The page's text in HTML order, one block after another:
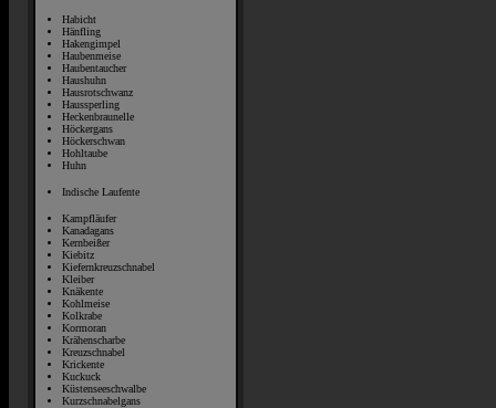
Habicht
Hänfling
Hakengimpel
Haubenmeise
Haubentaucher
Haushuhn
Hausrotschwanz
Haussperling
Heckenbraunelle
Höckergans
Höckerschwan
Hohltaube
Huhn
Indische Laufente
Kampfläufer
Kanadagans
Kernbeißer
Kiebitz
Kiefernkreuzschnabel
Kleiber
Knäkente
Kohlmeise
Kolkrabe
Kormoran
Krähenscharbe
Kreuzschnabel
Krickente
Kuckuck
Küstenseeschwalbe
Kurzschnabelgans